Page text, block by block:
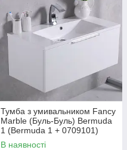
Тумба з умивальником Fancy
Marble (Буль-Буль) Bermuda
1 (Bermuda 1 + 0709101)
білий
В наявності